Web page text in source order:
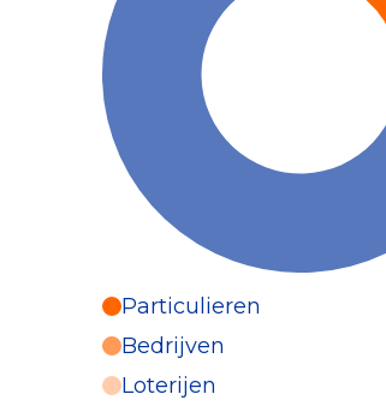
Particulieren
onderverdeeld:
Particulieren
Bedrijven
Loterijen